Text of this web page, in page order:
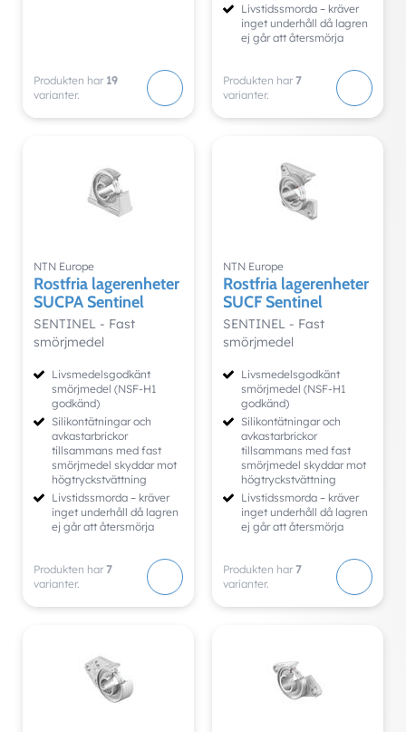
Produkten har 19
varianter.
Livstidssmorda – kräver
inget underhåll då lagren
ej går att återsmörja
Produkten har 7
varianter.
NTN Europe
Rostfria lagerenheter
SUCPA Sentinel
SENTINEL - Fast
smörjmedel
Livsmedelsgodkänt
smörjmedel (NSF-H1
godkänd)
Silikontätningar och
avkastarbrickor
tillsammans med fast
smörjmedel skyddar mot
högtryckstvättning
Livstidssmorda – kräver
inget underhåll då lagren
ej går att återsmörja
Produkten har 7
varianter.
NTN Europe
Rostfria lagerenheter
SUCF Sentinel
SENTINEL - Fast
smörjmedel
Livsmedelsgodkänt
smörjmedel (NSF-H1
godkänd)
Silikontätningar och
avkastarbrickor
tillsammans med fast
smörjmedel skyddar mot
högtryckstvättning
Livstidssmorda – kräver
inget underhåll då lagren
ej går att återsmörja
Produkten har 7
varianter.